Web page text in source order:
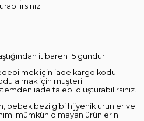
itibaren 15 gündür.
için iade kargo kodu
almak için müşteri
iade talebi oluşturabilirsiniz.
bebek bezi gibi hijyenik ürünler ve
mümkün olmayan ürünlerin